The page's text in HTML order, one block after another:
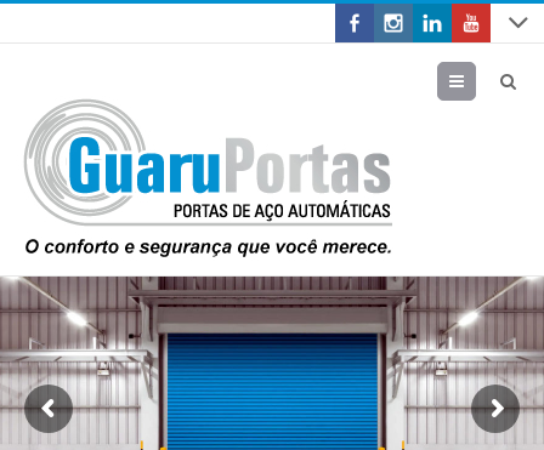
Menu